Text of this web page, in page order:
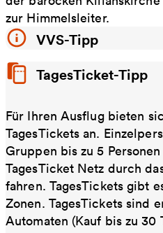
zur Himmelsleiter.
VVS-Tipp
TagesTicket-Tipp
Für Ihren Ausflug bieten
TagesTickets an.
Gruppen bis zu 5
TagesTicket Netz durch
fahren. TagesTickets gibt
Zonen. TagesTickets sind
Automaten (Kauf bis zu 30